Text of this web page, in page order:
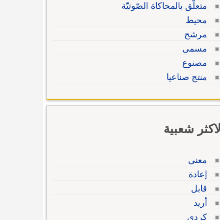
متعلّق بالمحاكاة الصّوتيّة
محيط
مرشح
مسمى
مصنوع
منتج صناعيا
شعبية
معنى
إعادة
قابل
أريد
كردي